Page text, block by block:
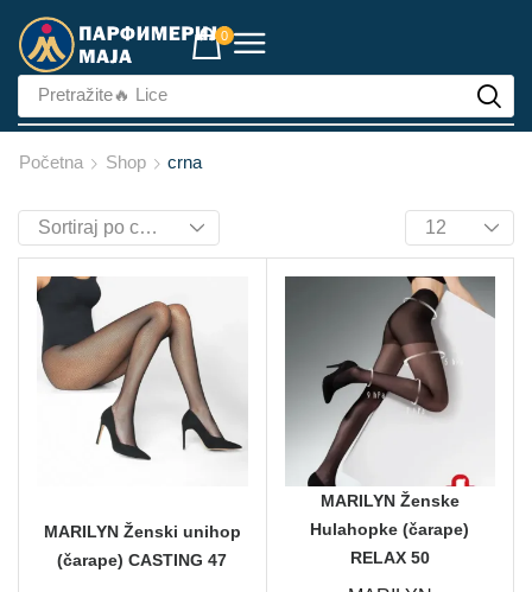
0
Pretražite🔥 Lice
Početna Shop crna
MARILYN Ženski unihop
(čarape) CASTING 47
MARILYN Ženske
Hulahopke (čarape)
RELAX 50